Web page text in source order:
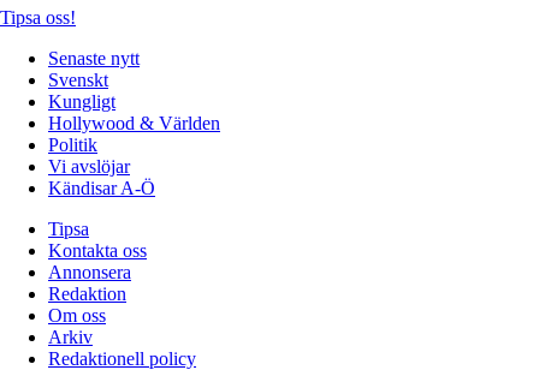
Tipsa oss!
Senaste nytt
Svenskt
Kungligt
Hollywood & Världen
Politik
Vi avslöjar
Kändisar A-Ö
Tipsa
Kontakta oss
Annonsera
Redaktion
Om oss
Arkiv
Redaktionell policy